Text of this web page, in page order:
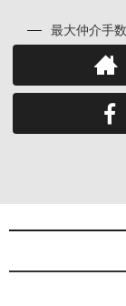
最大仲介手